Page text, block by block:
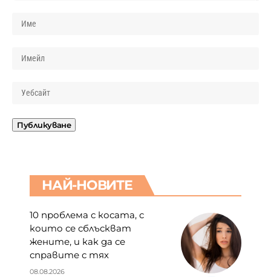
НАЙ-НОВИТЕ
10 проблема с косата, с
които се сблъскват
жените, и как да се
справите с тях
08.08.2026